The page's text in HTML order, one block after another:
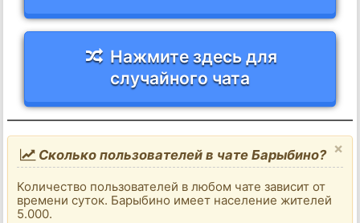
Нажмите здесь для
случайного чата
×
Сколько пользователей в чате Барыбино?
Количество пользователей в любом чате зависит от
времени суток. Барыбино имеет население жителей
5.000.